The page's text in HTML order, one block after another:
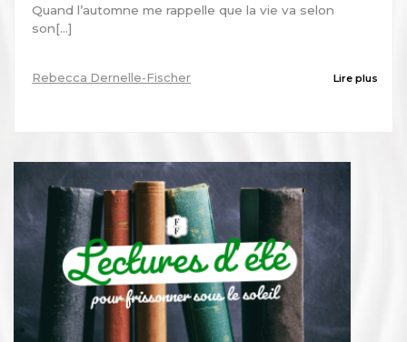
Quand l’automne me rappelle que la vie va selon
son[...]
Rebecca Dernelle-Fischer Lire plus